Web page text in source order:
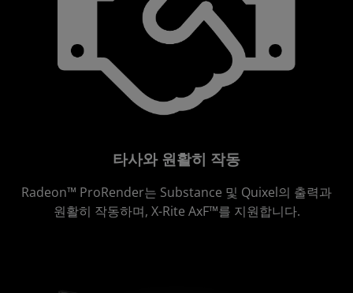
타사와 원활히 작동
Radeon™ ProRender는 Substance 및 Quixel의 출력과
원활히 작동하며, X-Rite AxF™를 지원합니다.